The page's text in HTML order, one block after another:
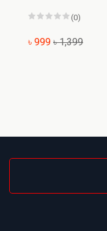
(0)
৳ 999 ৳ 1,399